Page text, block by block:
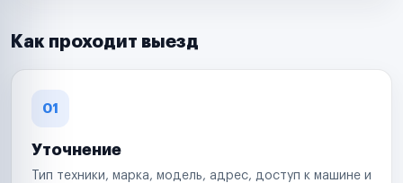
Как проходит выезд
01
Уточнение
Тип техники, марка, модель, адрес, доступ к машине и